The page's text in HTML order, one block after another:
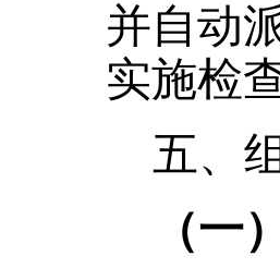
并自动
实施检查
五、
（一